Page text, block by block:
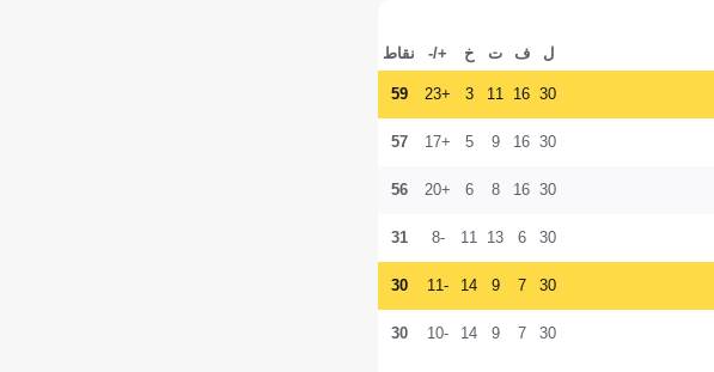
ل ف ت خ +/- نقاط
30
16
11
3
+23
59
30
16
9
5
+17
57
30
16
8
6
+20
56
30
6
13
11
-8
31
30
7
9
14
-11
30
30
7
9
14
-10
30